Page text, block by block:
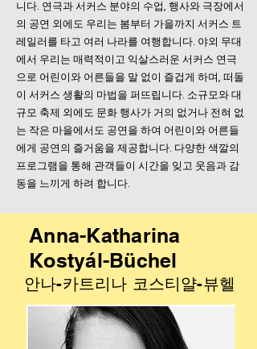
니다. 연극과 서커스 분야의 수업, 행사와 극장에서
의 공연 외에도 우리는 봄부터 가을까지 서커스 트
레일러를 타고 여러 나라를 여행합니다. 야외 무대
에서 우리는 매력적이고 익살스러운 서커스 연극
으로 어린이와 어른들을 말 없이 즐겁게 하며, 떠돌
이 서커스 생활의 마법을 퍼뜨립니다. 소규모와 대
규모 축제 외에도 문화 행사가 거의 없거나 전혀 없
는 작은 마을에서도 공연을 하여 어린이와 어른들
에게 공연의 즐거움을 제공합니다. 다양한 색깔의
프로그램을 통해 관객들이 시간을 잊고 웃음과 감
동을 느끼게 하려 합니다.
Anna-Katharina
Kostyál-Büchel
안나-카트리나 코스티얄-뷰헬